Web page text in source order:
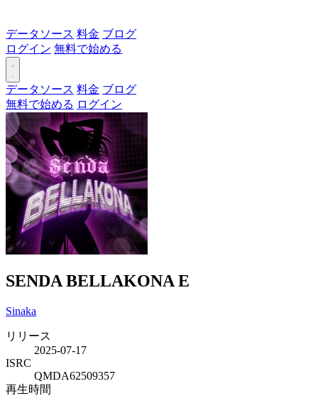
データソース 料金 ブログ
ログイン 無料で始める
データソース 料金 ブログ
無料で始める ログイン
SENDA BELLAKONA E
Sinaka
リリース
2025-07-17
ISRC
QMDA62509357
再生時間